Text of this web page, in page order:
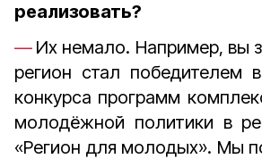
реализовать?
Их немало. Например, вы
регион стал победителем
конкурса программ
молодёжной политики в
«Регион для молодых». Мы